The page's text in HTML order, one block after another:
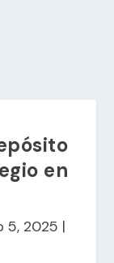
en
5, 2025 |